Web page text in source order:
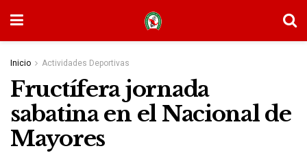
Inicio Actividades Deportivas
Fructífera jornada
sabatina en el Nacional de
Mayores